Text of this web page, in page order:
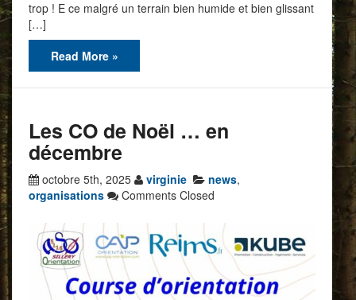
trop ! E ce malgré un terrain bien humide et bien glissant
[…]
Read More »
Les CO de Noël … en
décembre
octobre 5th, 2025 virginie news,
organisations
Comments Closed